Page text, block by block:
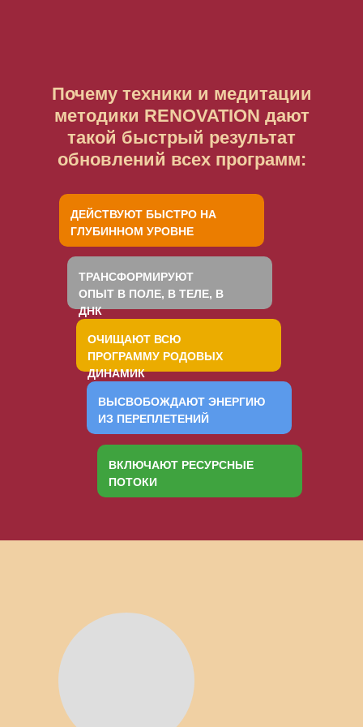
ДЕЙСТВУЮТ БЫСТРО НА
ГЛУБИННОМ УРОВНЕ
Почему техники и медитации
методики RENOVATION дают
такой быстрый результат
обновлений всех программ:
ТРАНСФОРМИРУЮТ
ОПЫТ В ПОЛЕ, В ТЕЛЕ, В
ДНК
ОЧИЩАЮТ ВСЮ
ПРОГРАММУ РОДОВЫХ
ДИНАМИК
ВЫСВОБОЖДАЮТ ЭНЕРГИЮ
ИЗ ПЕРЕПЛЕТЕНИЙ
ВКЛЮЧАЮТ РЕСУРСНЫЕ
ПОТОКИ